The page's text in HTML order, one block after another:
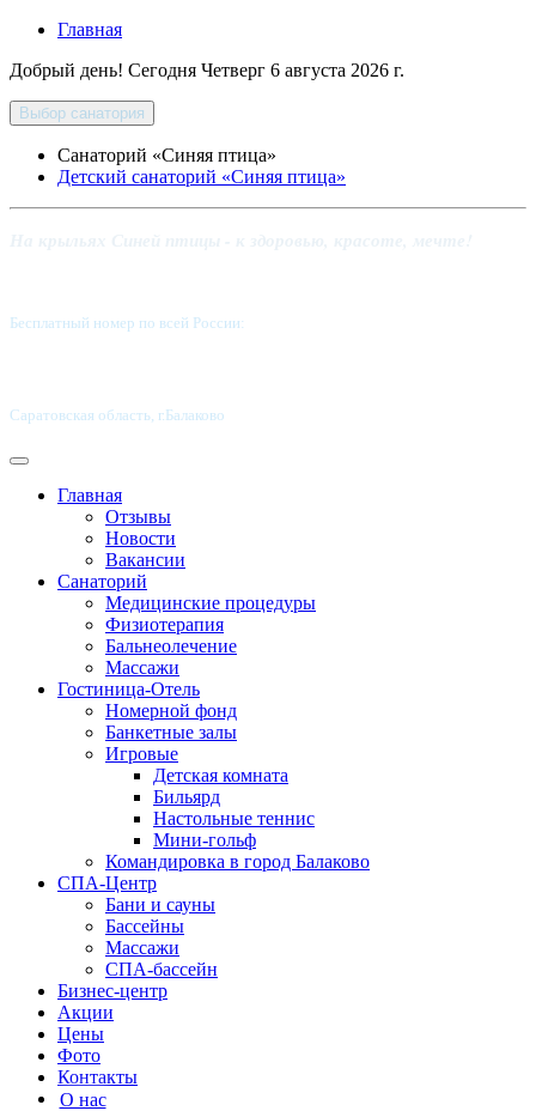
Главная
Добрый день! Сегодня Четверг 6 августа 2026 г.
Выбор санатория
Санаторий «Синяя птица»
Детский санаторий «Синяя птица»
Бесплатный номер по всей России:
Саратовская область, г.Балаково
Главная
Отзывы
Новости
Вакансии
Санаторий
Медицинские процедуры
Физиотерапия
Бальнеолечение
Массажи
Гостиница-Отель
Номерной фонд
Банкетные залы
Игровые
Детская комната
Бильярд
Настольные теннис
Мини-гольф
Командировка в город Балаково
СПА-Центр
Бани и сауны
Бассейны
Массажи
СПА-бассейн
Бизнес-центр
Акции
Цены
Фото
Контакты
О нас